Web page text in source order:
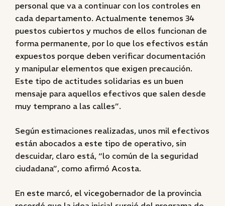
personal que va a continuar con los controles en
cada departamento. Actualmente tenemos 34
puestos cubiertos y muchos de ellos funcionan de
forma permanente, por lo que los efectivos están
expuestos porque deben verificar documentación
y manipular elementos que exigen precaución.
Este tipo de actitudes solidarias es un buen
mensaje para aquellos efectivos que salen desde
muy temprano a las calles”.
Según estimaciones realizadas, unos mil efectivos
están abocados a este tipo de operativo, sin
descuidar, claro está, “lo común de la seguridad
ciudadana”, como afirmó Acosta.
En este marcó, el vicegobernador de la provincia